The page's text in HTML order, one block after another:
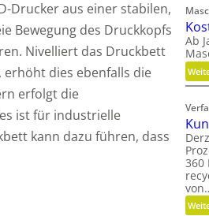
Drucker aus einer stabilen,
Bewegung des Druckkopfs
Nivelliert das Druckbett
dies ebenfalls die
erfolgt die
ist für industrielle
kann dazu führen, dass
Ab
360